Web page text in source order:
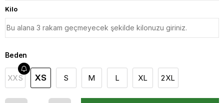
Kilo
Beden
XXS XS S M L XL 2XL